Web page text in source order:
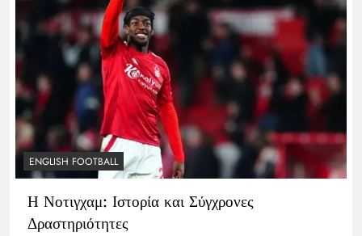
ENGLISH FOOTBALL
Η Νοτιγχαμ: Ιστορία και Σύγχρονες
Δραστηριότητες